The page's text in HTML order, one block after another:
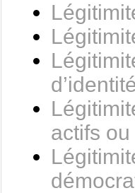
actifs